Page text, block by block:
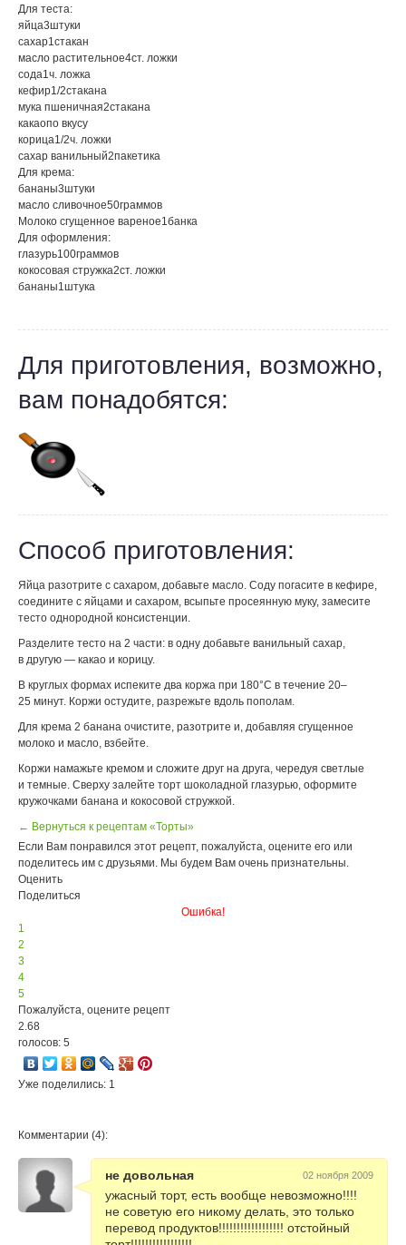
Для теста:
яйца3штуки
сахар1стакан
масло растительное4ст. ложки
сода1ч. ложка
кефир1/2стакана
мука пшеничная2стакана
какаопо вкусу
корица1/2ч. ложки
сахар ванильный2пакетика
Для крема:
бананы3штуки
масло сливочное50граммов
Молоко сгущенное вареное1банка
Для оформления:
глазурь100граммов
кокосовая стружка2ст. ложки
бананы1штука
Для приготовления, возможно,
вам понадобятся:
Способ приготовления:
Яйца разотрите с сахаром, добавьте масло. Соду погасите в кефире,
соедините с яйцами и сахаром, всыпьте просеянную муку, замесите
тесто однородной консистенции.
Разделите тесто на 2 части: в одну добавьте ванильный сахар,
в другую — какао и корицу.
В круглых формах испеките два коржа при 180°С в течение 20–
25 минут. Коржи остудите, разрежьте вдоль пополам.
Для крема 2 банана очистите, разотрите и, добавляя сгущенное
молоко и масло, взбейте.
Коржи намажьте кремом и сложите друг на друга, чередуя светлые
и темные. Сверху залейте торт шоколадной глазурью, оформите
кружочками банана и кокосовой стружкой.
← Вернуться к рецептам «Торты»
Если Вам понравился этот рецепт, пожалуйста, оцените его или
поделитесь им с друзьями. Мы будем Вам очень признательны.
Оценить
Поделиться
Ошибка!
1
2
3
4
5
Пожалуйста, оцените рецепт
2.68
голосов: 5
Уже поделились: 1
Комментарии (4):
не довольная 02 ноября 2009
ужасный торт, есть вообще невозможно!!!!
не советую его никому делать, это только
перевод продуктов!!!!!!!!!!!!!!!!!! отстойный